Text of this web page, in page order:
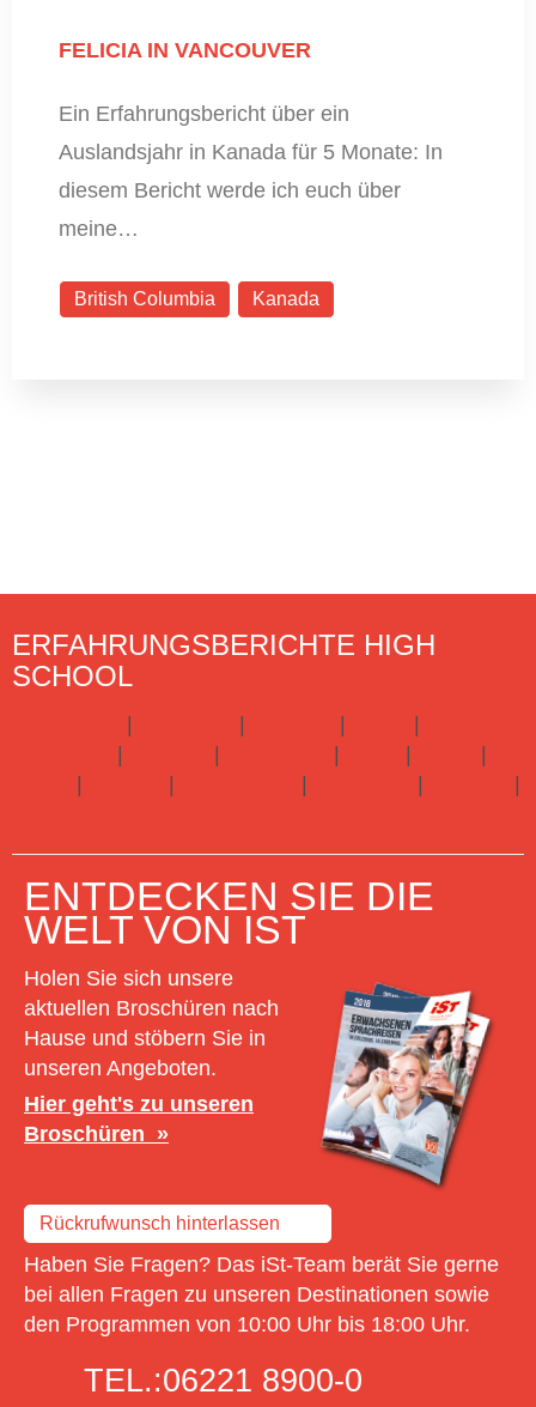
FELICIA IN VANCOUVER
Ein Erfahrungsbericht über ein
Auslandsjahr in Kanada für 5 Monate: In
diesem Bericht werde ich euch über
meine…
British Columbia Kanada
ERFAHRUNGSBERICHTE HIGH
SCHOOL
| | |
|
| | | |
|
| | | |
|
ENTDECKEN SIE DIE
WELT VON IST
Holen Sie sich unsere
aktuellen Broschüren nach
Hause und stöbern Sie in
unseren Angeboten.
Hier geht's zu unseren
Broschüren
Rückrufwunsch hinterlassen
Haben Sie Fragen? Das iSt-Team berät Sie gerne
bei allen Fragen zu unseren Destinationen sowie
den Programmen von 10:00 Uhr bis 18:00 Uhr.
TEL.:06221 8900-0